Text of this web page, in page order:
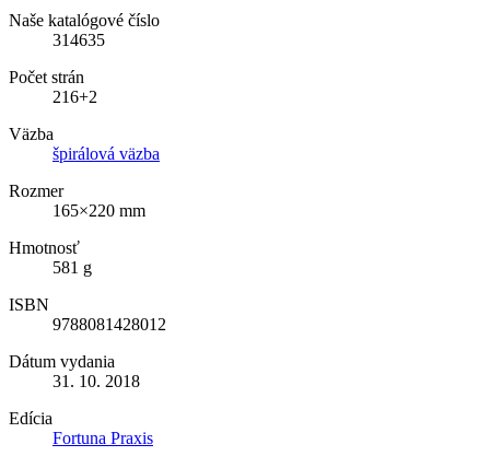
Naše katalógové číslo
314635
Počet strán
216+2
Väzba
špirálová väzba
Rozmer
165×220 mm
Hmotnosť
581 g
ISBN
9788081428012
Dátum vydania
31. 10. 2018
Edícia
Fortuna Praxis